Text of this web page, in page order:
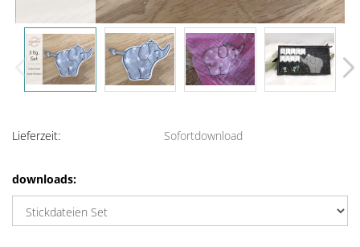
Lieferzeit: Sofortdownload
downloads: